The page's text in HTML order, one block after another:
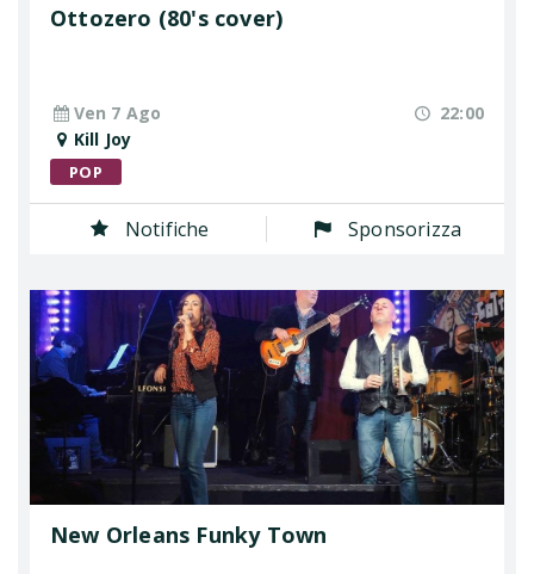
Ottozero (80's cover)
Ven 7 Ago
22:00
Kill Joy
POP
Notifiche Sponsorizza
New Orleans Funky Town